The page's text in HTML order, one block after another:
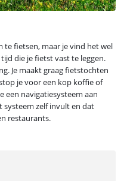
te fietsen, maar je vind het wel
die je fietst vast te leggen.
Je maakt graag fietstochten
je voor een kop koffie of
een navigatiesysteem aan
systeem zelf invult en dat
restaurants.